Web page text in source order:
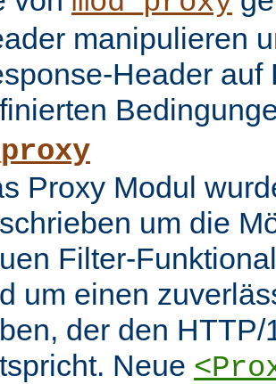
manipulieren
Header auf
Proxy Modul
um die
Filter-
um einen
der den
Neue